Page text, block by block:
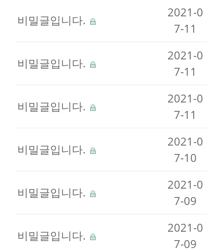
비밀글입니다.
2021-0
7-11
비밀글입니다.
2021-0
7-11
비밀글입니다.
2021-0
7-11
비밀글입니다.
2021-0
7-10
비밀글입니다.
2021-0
7-09
비밀글입니다.
2021-0
7-09